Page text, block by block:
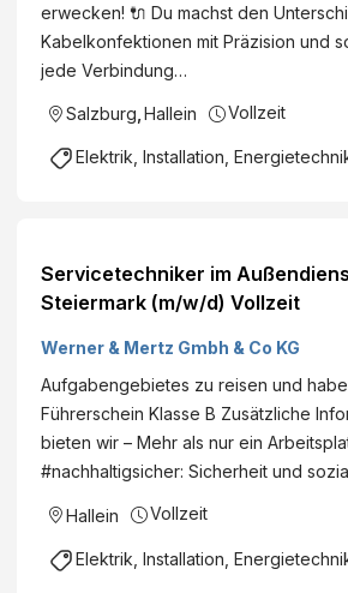
erwecken! 🔌 Du machst den
Kabelkonfektionen mit Präzision und
jede Verbindung…
Salzburg Hallein Vollzeit
Elektrik, Installation,
Servicetechniker im
Steiermark (m/w/d) Vollzeit
Werner & Mertz Gmbh & Co KG
Aufgabengebietes zu reisen und
Führerschein Klasse B Zusätzliche
bieten wir – Mehr als nur ein
#nachhaltigsicher: Sicherheit und
Hallein Vollzeit
Elektrik, Installation,